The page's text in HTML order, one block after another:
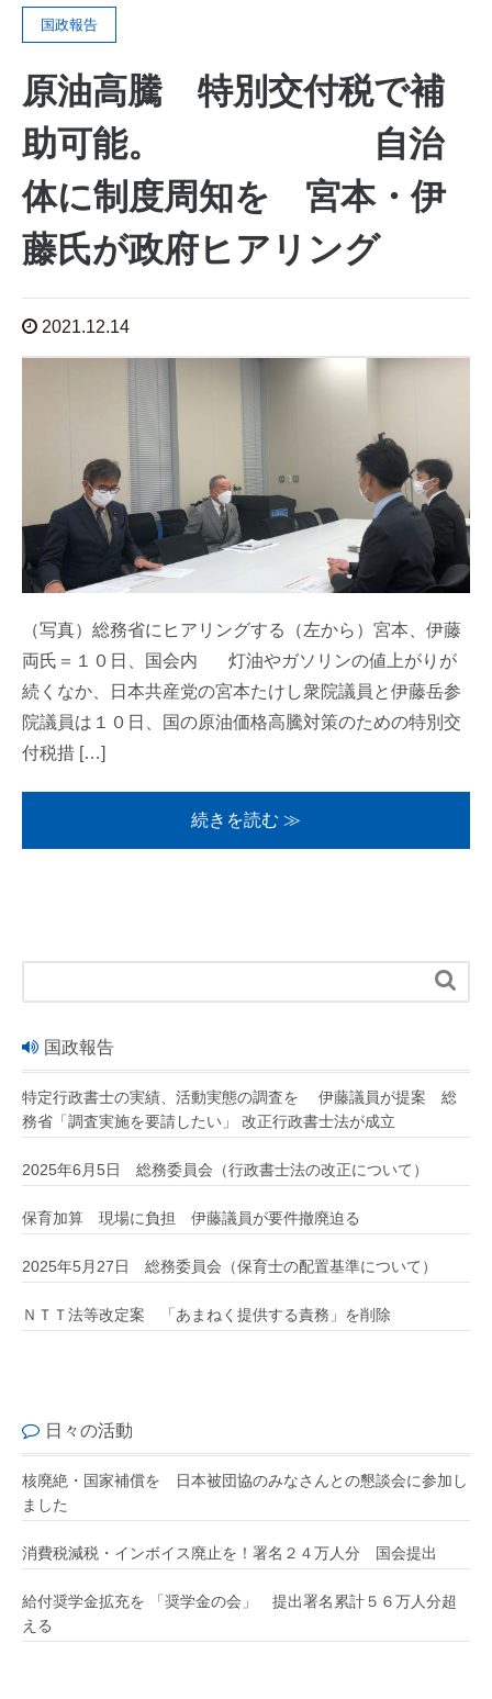
国政報告
原油高騰 特別交付税で補
助可能。 自治
体に制度周知を 宮本・伊
藤氏が政府ヒアリング
2021.12.14
（写真）総務省にヒアリングする（左から）宮本、伊藤
両氏＝１０日、国会内 灯油やガソリンの値上がりが
続くなか、日本共産党の宮本たけし衆院議員と伊藤岳参
院議員は１０日、国の原油価格高騰対策のための特別交
付税措 […]
続きを読む ≫

国政報告
特定行政書士の実績、活動実態の調査を 伊藤議員が提案 総
務省「調査実施を要請したい」 改正行政書士法が成立
2025年6月5日 総務委員会（行政書士法の改正について）
保育加算 現場に負担 伊藤議員が要件撤廃迫る
2025年5月27日 総務委員会（保育士の配置基準について）
ＮＴＴ法等改定案 「あまねく提供する責務」を削除
日々の活動
核廃絶・国家補償を 日本被団協のみなさんとの懇談会に参加し
ました
消費税減税・インボイス廃止を！署名２４万人分 国会提出
給付奨学金拡充を 「奨学金の会」 提出署名累計５６万人分超
える